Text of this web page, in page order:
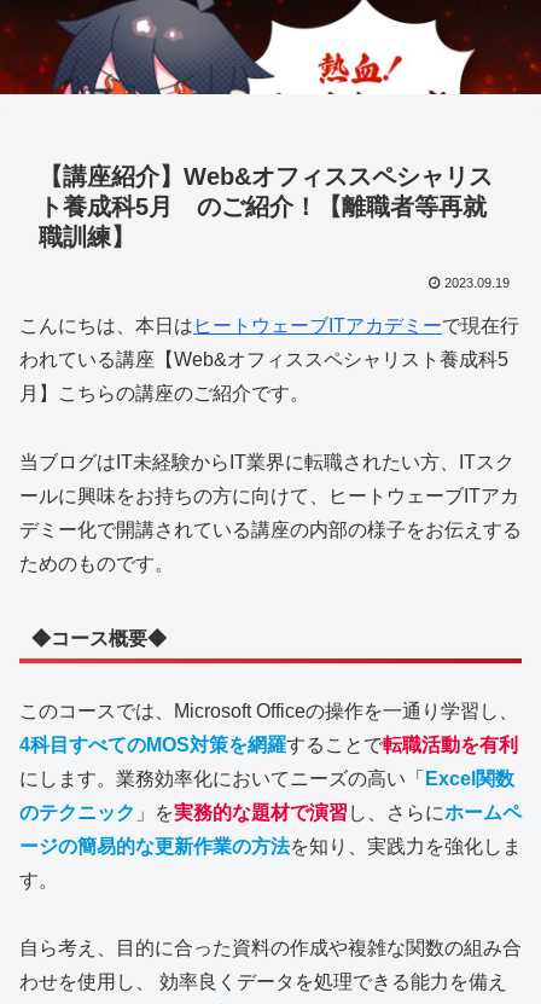
【講座紹介】Web&オフィススペシャリス
ト養成科5月 のご紹介！【離職者等再就
職訓練】
2023.09.19
こんにちは、本日は ヒートウェーブITアカデミーで現在行
われている講座【Web&オフィススペシャリスト養成科5
月】こちらの講座のご紹介です。
当ブログはIT未経験からIT業界に転職されたい方、ITスク
ールに興味をお持ちの方に向けて、ヒートウェーブITアカ
デミー化で開講されている講座の内部の様子をお伝えする
ためのものです。
◆コース概要◆
このコースでは、Microsoft Officeの操作を一通り学習し、
4科目すべてのMOS対策を網羅することで転職活動を有利
にします。業務効率化においてニーズの高い「 Excel関数
のテクニック 」を実務的な題材で演習 し、さらにホームペ
ージの簡易的な更新作業の方法を知り、実践力を強化しま
す。
自ら考え、目的に合った資料の作成や複雑な関数の組み合
わせを使用し、 効率良くデータを処理できる能力を備え